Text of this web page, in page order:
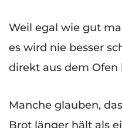
Weil egal wie gut
es wird nie besser
direkt aus dem
Manche glauben,
Brot länger hält als